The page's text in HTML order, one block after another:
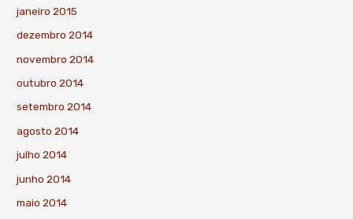
janeiro 2015
dezembro 2014
novembro 2014
outubro 2014
setembro 2014
agosto 2014
julho 2014
junho 2014
maio 2014